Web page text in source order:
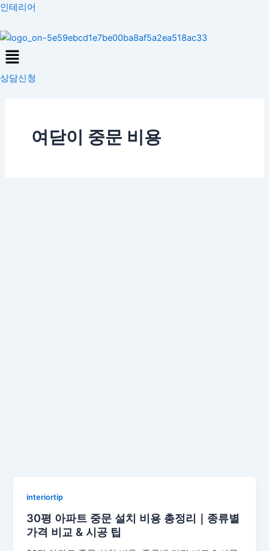
콘
츠
로
건
너
인테리어
Menu
상담신청
여닫이 중문 비용
interiortip
30평 아파트 중문 설치 비용 총정리｜종류별
가격 비교 & 시공 팁